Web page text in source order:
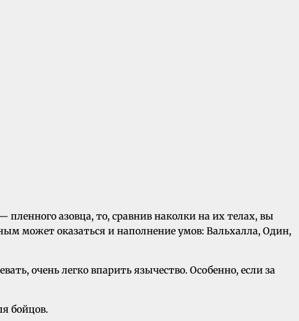
азовца, то, сравнив наколки на их телах, вы
может оказаться и наполнение умов: Вальхалла, Один,
очень легко впарить язычество. Особенно, если за
бойцов.